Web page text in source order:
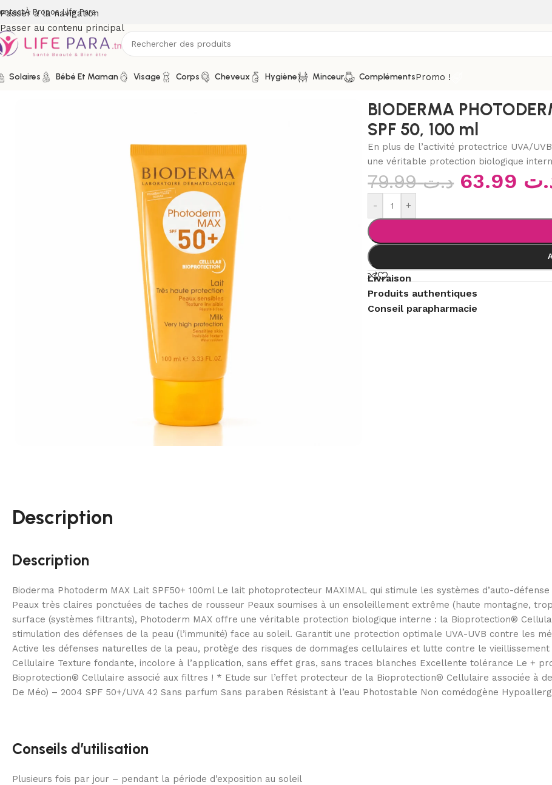
Passer à la navigation
Passer au contenu principal
À Propos Life Para
Solaires Bébé Et Maman Visage Corps Cheveux Hygiène Minceur ComplémentsPromo !
/Boutique / Crèmes solaires Protection supérieure à spf 50+ /BIODERMA PHOTODERM MAX Lait solaire
BIODERMA
SPF 50, 100 ml
En plus de l’activité protectrice UVA/
une véritable protection biologique
د.ت79.99
- +
Livraison
Produits authentiques
Conseil parapharmacie
Description
Description
Bioderma Photoderm MAX Lait SPF50+ 100ml Le lait photoprotecteur MAXIMAL qui stimule les systèmes d’auto-
Peaux très claires ponctuées de taches de rousseur Peaux soumises à un ensoleillement extrême (haute montagne,
surface (systèmes filtrants), Photoderm MAX offre une véritable protection biologique interne : la Bioprotection®
stimulation des défenses de la peau (l’immunité) face au soleil. Garantit une protection optimale UVA-UVB contre les
Active les défenses naturelles de la peau, protège des risques de dommages cellulaires et lutte contre le
Cellulaire Texture fondante, incolore à l’application, sans effet gras, sans traces blanches Excellente tolérance Le +
Bioprotection® Cellulaire associé aux filtres ! * Etude sur l’effet protecteur de la Bioprotection® Cellulaire associée à
De Méo) – 2004 SPF 50+/UVA 42 Sans parfum Sans paraben Résistant à l’eau Photostable Non comédogène
Conseils d’utilisation
Plusieurs fois par jour – pendant la période d’exposition au soleil